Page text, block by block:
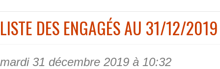
LISTE DES ENGAGÉS AU 31/12/
mardi 31 décembre 2019 à 10:32